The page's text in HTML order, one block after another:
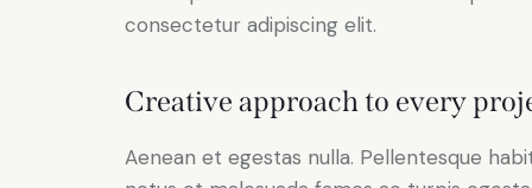
consectetur adipiscing elit.
Creative approach to every
Aenean et egestas nulla. Pellentesque